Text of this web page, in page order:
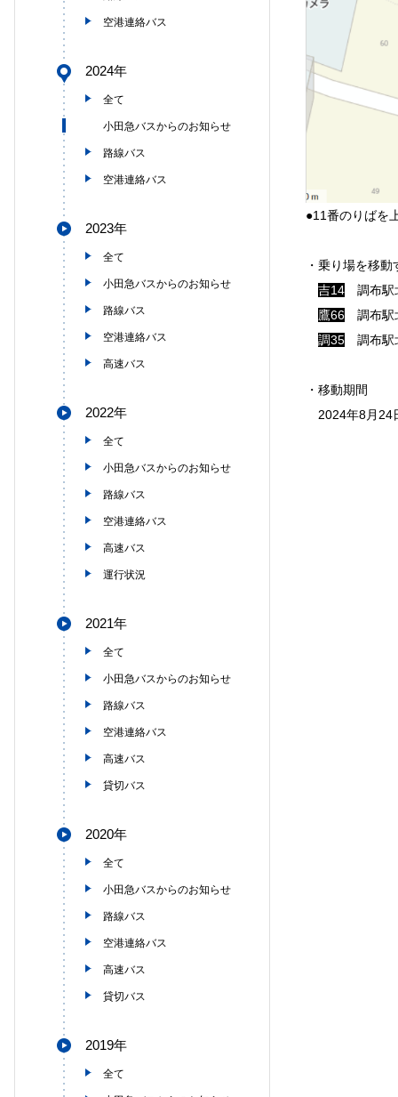
●11番のりばを
・乗り場を移動
吉14 調布駅
鷹66 調布駅
調35 調布駅
・移動期間
2024年8月24
空港連絡バス
2024年
全て
小田急バスからのお知らせ
路線バス
空港連絡バス
2023年
全て
小田急バスからのお知らせ
路線バス
空港連絡バス
高速バス
2022年
全て
小田急バスからのお知らせ
路線バス
空港連絡バス
高速バス
運行状況
2021年
全て
小田急バスからのお知らせ
路線バス
空港連絡バス
高速バス
貸切バス
2020年
全て
小田急バスからのお知らせ
路線バス
空港連絡バス
高速バス
貸切バス
2019年
全て